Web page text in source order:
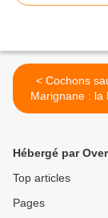
< Cochons sauvages à
Marignane : la
Brigitte Bardot
Hébergé par
Top articles
Pages